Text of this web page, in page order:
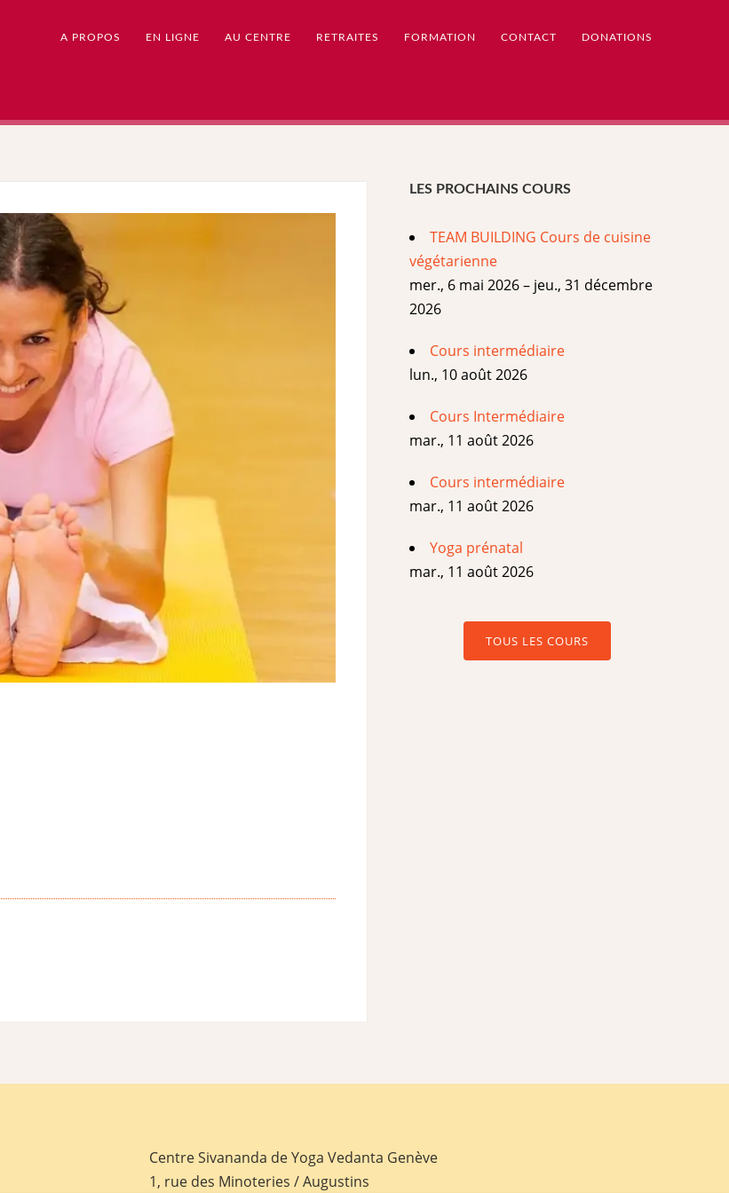
A PROPOS EN LIGNE AU CENTRE RETRAITES FORMATION CONTACT DONATIONS
LES PROCHAINS COURS
TEAM BUILDING Cours de cuisine
végétarienne
mer., 6 mai 2026 – jeu., 31 décembre
2026
Cours intermédiaire
lun., 10 août 2026
Cours Intermédiaire
mar., 11 août 2026
Cours intermédiaire
mar., 11 août 2026
Yoga prénatal
mar., 11 août 2026
TOUS LES COURS
Centre Sivananda de Yoga Vedanta Genève
1, rue des Minoteries / Augustins